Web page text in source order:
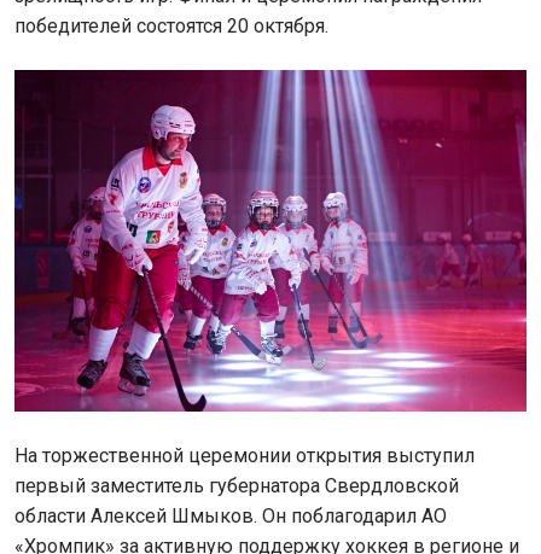
победителей состоятся 20 октября.
На торжественной церемонии открытия выступил
первый заместитель губернатора Свердловской
области Алексей Шмыков. Он поблагодарил АО
«Хромпик» за активную поддержку хоккея в регионе и